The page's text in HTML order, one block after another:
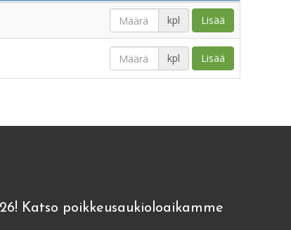
kpl Lisää
kpl Lisää
Katso poikkeusaukioloaikamme